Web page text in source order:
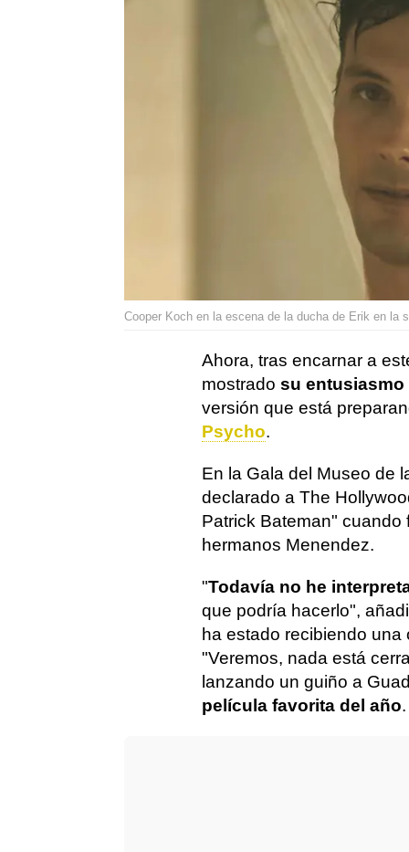
Cooper Koch en la escena de la ducha de Erik en la
Ahora, tras encarnar a
mostrado su entusiasmo
versión que está
Psycho.
En la Gala del Museo de
declarado a The
Patrick Bateman"
hermanos Menendez.
"Todavía no he
que podría hacerlo",
ha estado recibiendo
"Veremos, nada está
lanzando un guiño a
película favorita del año.